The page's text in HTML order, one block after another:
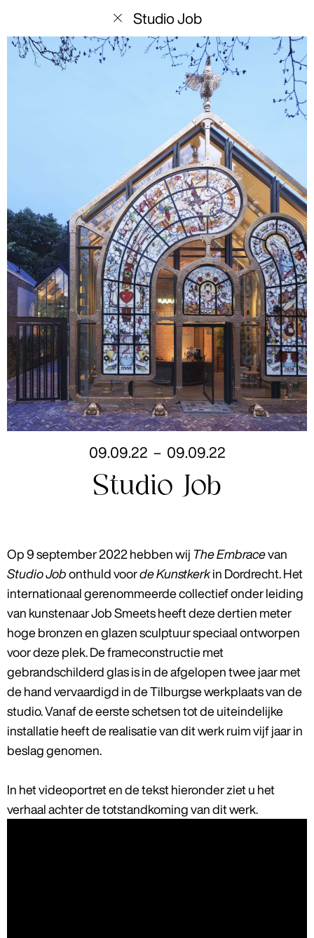
Studio Job
09 09 22 – 09 09 22
Studio Job
Op 9 september 2022 hebben wij The Embracevan
Studio Job onthuld voorde Kunstkerkin Dordrecht. Het
internationaal gerenommeerde collectief onder leiding
van kunstenaar Job Smeets heeft deze dertien meter
hoge bronzen en glazen sculptuur speciaal ontworpen
voor deze plek. De frameconstructie met
gebrandschilderd glas is in de afgelopen twee jaar met
de hand vervaardigd in de Tilburgse werkplaats van de
studio. Vanaf de eerste schetsen tot de uiteindelijke
installatie heeft de realisatie van dit werk ruim vijf jaar in
beslag genomen.
In het videoportret en de tekst hieronder ziet u het
verhaal achter de totstandkoming van dit werk.